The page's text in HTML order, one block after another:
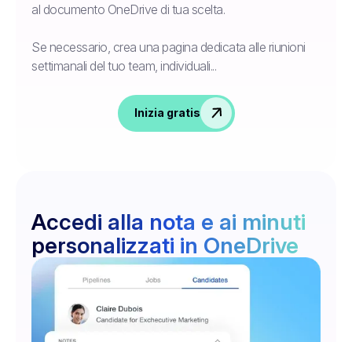
al documento OneDrive di tua scelta.
Se necessario, crea una pagina dedicata alle riunioni
settimanali del tuo team, individuali...
Inizia gratis
Accedi alla nota e ai minuti
personalizzati in OneDrive